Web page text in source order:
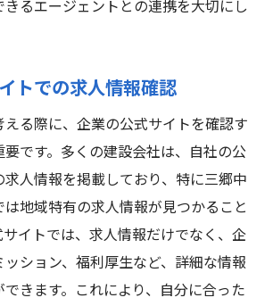
るエージェントとの連携を大切にし
トでの求人情報確認
る際に、企業の公式サイトを確認す
です。多くの建設会社は、自社の公
人情報を掲載しており、特に三郷中
地域特有の求人情報が見つかること
イトでは、求人情報だけでなく、企
ション、福利厚生など、詳細な情報
きます。これにより、自分に合った